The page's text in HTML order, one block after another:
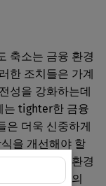
축소는 금융 환경
한 조치들은 가계
성을 강화하는데
는 tighter한 금융
은 더욱 신중하게
을 개선해야 할
화하는 금융 환경
요시 전문가의